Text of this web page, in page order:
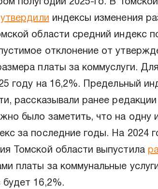
полугодии 2025-го. В
утвердили индексы изменения
области средний индекс
отклонение от
платы за коммуслуги.
году на 16,2%. Предельный
рассказывали ранее
было заметить, что на
за последние годы. На
Томской области выпустила
платы за коммунальные
будет 16,2%.